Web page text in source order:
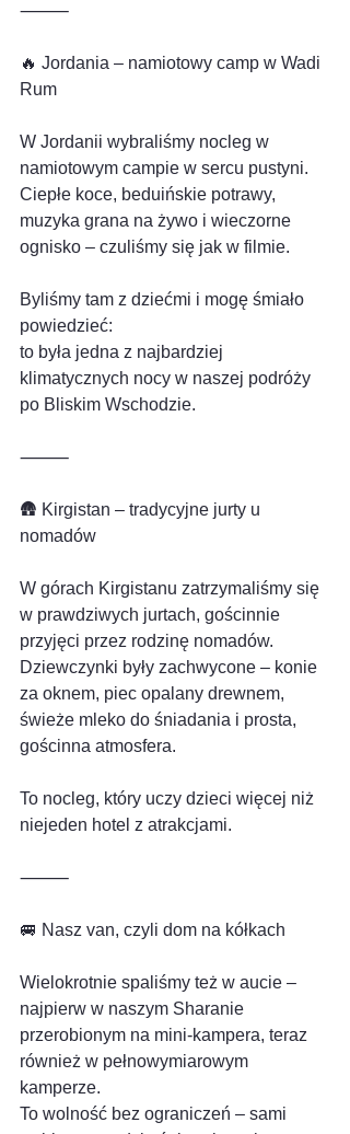
⸻
🔥 Jordania – namiotowy camp w Wadi
Rum
W Jordanii wybraliśmy nocleg w
namiotowym campie w sercu pustyni.
Ciepłe koce, beduińskie potrawy,
muzyka grana na żywo i wieczorne
ognisko – czuliśmy się jak w filmie.
Byliśmy tam z dziećmi i mogę śmiało
powiedzieć:
to była jedna z najbardziej
klimatycznych nocy w naszej podróży
po Bliskim Wschodzie.
⸻
🛖 Kirgistan – tradycyjne jurty u
nomadów
W górach Kirgistanu zatrzymaliśmy się
w prawdziwych jurtach, gościnnie
przyjęci przez rodzinę nomadów.
Dziewczynki były zachwycone – konie
za oknem, piec opalany drewnem,
świeże mleko do śniadania i prosta,
gościnna atmosfera.
To nocleg, który uczy dzieci więcej niż
niejeden hotel z atrakcjami.
⸻
🚐 Nasz van, czyli dom na kółkach
Wielokrotnie spaliśmy też w aucie –
najpierw w naszym Sharanie
przerobionym na mini-kampera, teraz
również w pełnowymiarowym
kamperze.
To wolność bez ograniczeń – sami